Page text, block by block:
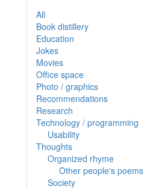
All
Book distillery
Education
Jokes
Movies
Office space
Photo / graphics
Recommendations
Research
Technology / programming
Usability
Thoughts
Organized rhyme
Other people's poems
Society